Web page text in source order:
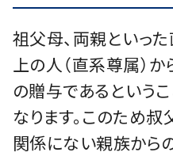
祖⽗⺟、両親といっ
上の⼈（直系尊属）
の贈与であるという
なります。このため
関係にない親族から